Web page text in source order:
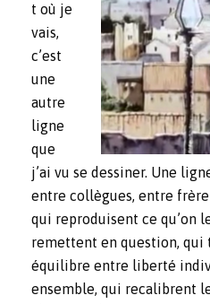
t où je
vais,
c’est
une
autre
ligne
que
j’ai vu se dessiner. Une
entre collègues, entre
qui reproduisent ce qu’on
remettent en question,
équilibre entre liberté
ensemble, qui recalibrent